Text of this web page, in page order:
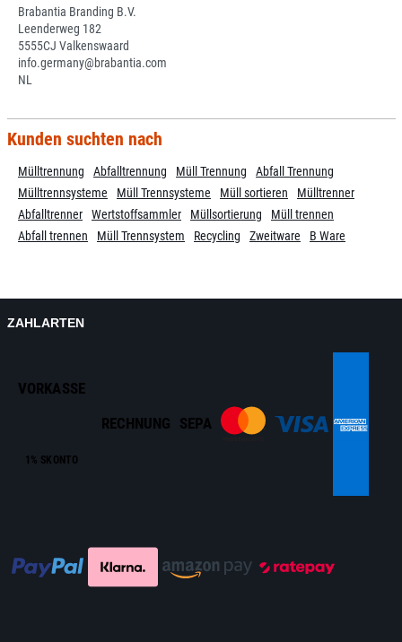
Brabantia Branding B.V.
Leenderweg 182
5555CJ Valkenswaard
info.germany@brabantia.com
NL
Kunden suchten nach
Mülltrennung Abfalltrennung Müll Trennung
Abfall Trennung
Mülltrennsysteme
Müll Trennsysteme Müll sortieren
Mülltrenner
Abfalltrenner
Wertstoffsammler Müllsortierung
Müll trennen
Abfall trennen
Müll Trennsystem Recycling Zweitware B Ware
ZAHLARTEN
VORKASSE
1% SKONTO
RECHNUNG SEPA